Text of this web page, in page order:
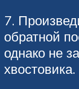
7.
обратной
однако не
хвостовика.